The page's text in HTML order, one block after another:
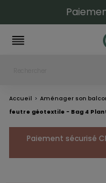
Accueil Aménager son
feutre géotextile - Bag 4
Paiement sécurisé